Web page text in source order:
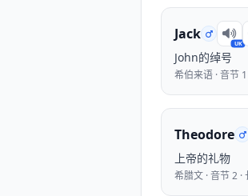
Jack
UK
John的绰号
希伯来语 · 音节
Theodore
上帝的礼物
希腊文 · 音节 2 ·